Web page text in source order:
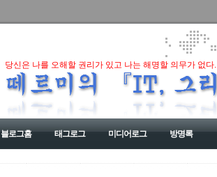
당신은 나를 오해할 권리가 있고 나는 해명할 의무가 없다.
블로그홈 태그로그 미디어로그 방명록